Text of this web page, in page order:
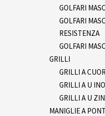
GOLFARI
GOLFARI
RESISTENZA
GOLFARI
GRILLI
GRILLI A
GRILLI A U
GRILLI A U
MANIGLIE A